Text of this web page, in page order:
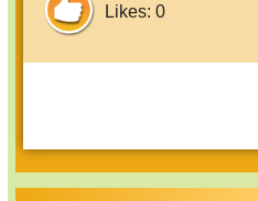
Likes: 0